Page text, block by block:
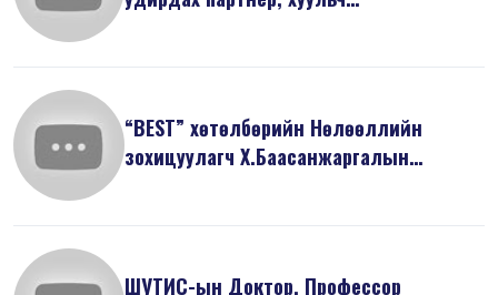
“BEST” хөтөлбөрийн Нөлөөллийн
зохицуулагч Х.Баасанжаргалын
ШУТИС-ын Доктор, Профессор